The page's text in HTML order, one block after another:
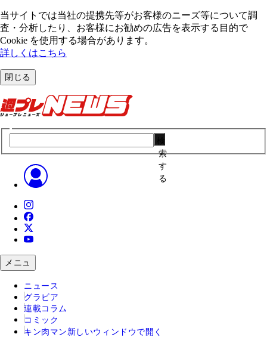
当サイトでは当社の提携先等がお客様のニーズ等について調
査・分析したり、お客様にお勧めの広告を表⽰する⽬的で
Cookie を使⽤する場合があります。
詳しくはこちら
閉じる
索
す
る
メニュ
ニュース
グラビア
連載コラム
コミック
キン肉マン 新しいウィンドウで開く